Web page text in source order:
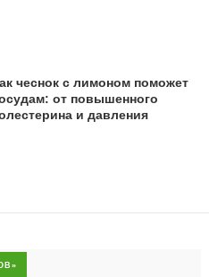
чеснок с лимоном поможет
от повышенного
и давления